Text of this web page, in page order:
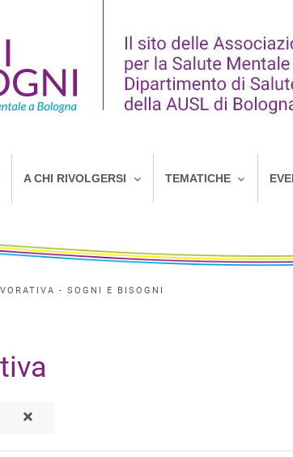
A CHI RIVOLGERSI TEMATICHE
- SOGNI E BISOGNI